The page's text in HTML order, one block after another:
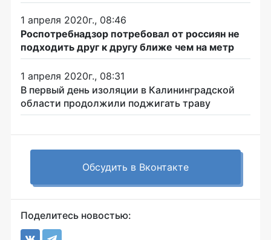
1 апреля 2020г., 08:46
Роспотребнадзор потребовал от россиян не
подходить друг к другу ближе чем на метр
1 апреля 2020г., 08:31
В первый день изоляции в Калининградской
области продолжили поджигать траву
Обсудить в Вконтакте
Поделитесь новостью: